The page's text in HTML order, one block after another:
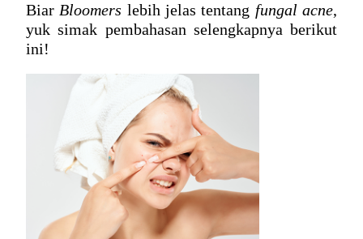
Biar Bloomers lebih jelas tentang fungal acne,
yuk simak pembahasan selengkapnya berikut
ini!